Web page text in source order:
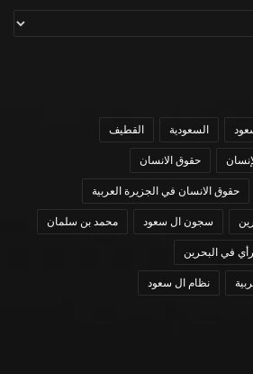
السعودية القطيف
حقوق الانسان
حقوق الانسان في الجزيرة العربية
سجون ال سعود محمد بن سلمان
في البحرين
نظام ال سعود